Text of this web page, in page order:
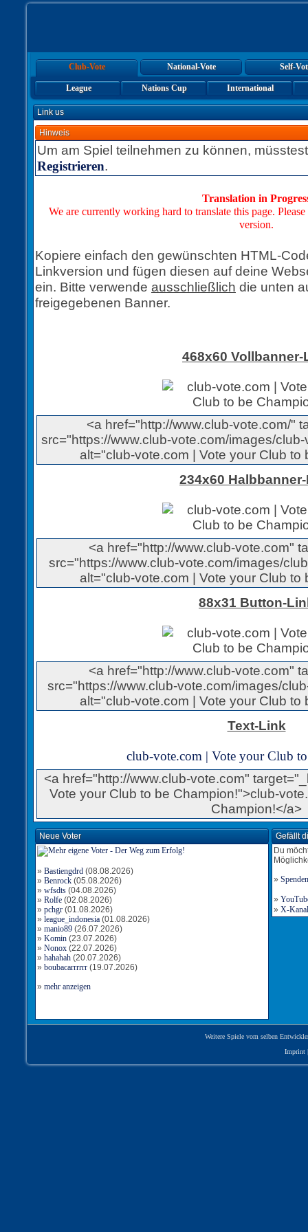
Club-Vote National-Vote Self-
League Nations Cup International
Link us
Hinweis
Um am Spiel teilnehmen zu können,
Registrieren.
Translation in
We are currently working hard to translate this page.
version.
Kopiere einfach den gewünschten HTML-
Linkversion und fügen diesen auf deine
ein. Bitte verwende ausschließlich die unten
freigegebenen Banner.
468x60 Vollbanner-
<a href="http://www.club-vote.com/"
src="https://www.club-vote.com/images/
alt="club-vote.com | Vote your Club to
234x60
<a href="http://www.club-vote.com"
src="https://www.club-vote.com/images/
alt="club-vote.com | Vote your Club to
88x31 Button-
<a href="http://www.club-vote.com"
src="https://www.club-vote.com/images/
alt="club-vote.com | Vote your Club to
Text-Link
club-vote.com | Vote your Club
<a href="http://www.club-vote.com"
Vote your Club to be Champion!">club-
Champion!</a>
Neue Voter
» Bastiengdrd (08.08.2026)
» Benrock (05.08.2026)
» wfsdts (04.08.2026)
» Rolfe (02.08.2026)
» pchgr (01.08.2026)
» league_indonesia (01.08.2026)
» manio89 (26.07.2026)
» Komin (23.07.2026)
» Nonox (22.07.2026)
» hahahah (20.07.2026)
» boubacarrrrrr (19.07.2026)
» mehr anzeigen
Gefällt
Du
» Spenden
»
» X-
Weitere Spiele vom selben
Imprint